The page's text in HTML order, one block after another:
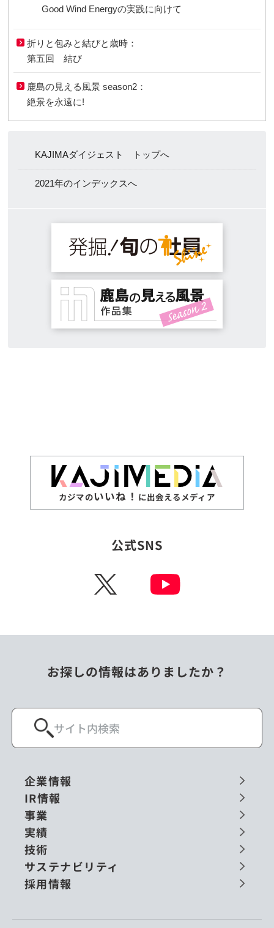
Good Wind Energyの実践に向けて
折りと包みと結びと歳時：
第五回 結び
鹿島の見える風景 season2：
絶景を永遠に!
KAJIMAダイジェスト トップへ
2021年のインデックスへ
カジマのいいね！ に出会えるメディア
公式SNS
X
お探しの情報はありましたか？
企業情報
IR情報
事業
実績
技術
サステナビリティ
採用情報